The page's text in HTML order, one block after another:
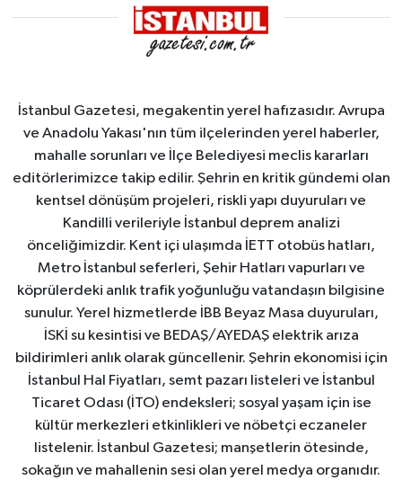
İstanbul Gazetesi, megakentin yerel hafızasıdır. Avrupa
ve Anadolu Yakası'nın tüm ilçelerinden yerel haberler,
mahalle sorunları ve İlçe Belediyesi meclis kararları
editörlerimizce takip edilir. Şehrin en kritik gündemi olan
kentsel dönüşüm projeleri, riskli yapı duyuruları ve
Kandilli verileriyle İstanbul deprem analizi
önceliğimizdir. Kent içi ulaşımda İETT otobüs hatları,
Metro İstanbul seferleri, Şehir Hatları vapurları ve
köprülerdeki anlık trafik yoğunluğu vatandaşın bilgisine
sunulur. Yerel hizmetlerde İBB Beyaz Masa duyuruları,
İSKİ su kesintisi ve BEDAŞ/AYEDAŞ elektrik arıza
bildirimleri anlık olarak güncellenir. Şehrin ekonomisi için
İstanbul Hal Fiyatları, semt pazarı listeleri ve İstanbul
Ticaret Odası (İTO) endeksleri; sosyal yaşam için ise
kültür merkezleri etkinlikleri ve nöbetçi eczaneler
listelenir. İstanbul Gazetesi; manşetlerin ötesinde,
sokağın ve mahallenin sesi olan yerel medya organıdır.